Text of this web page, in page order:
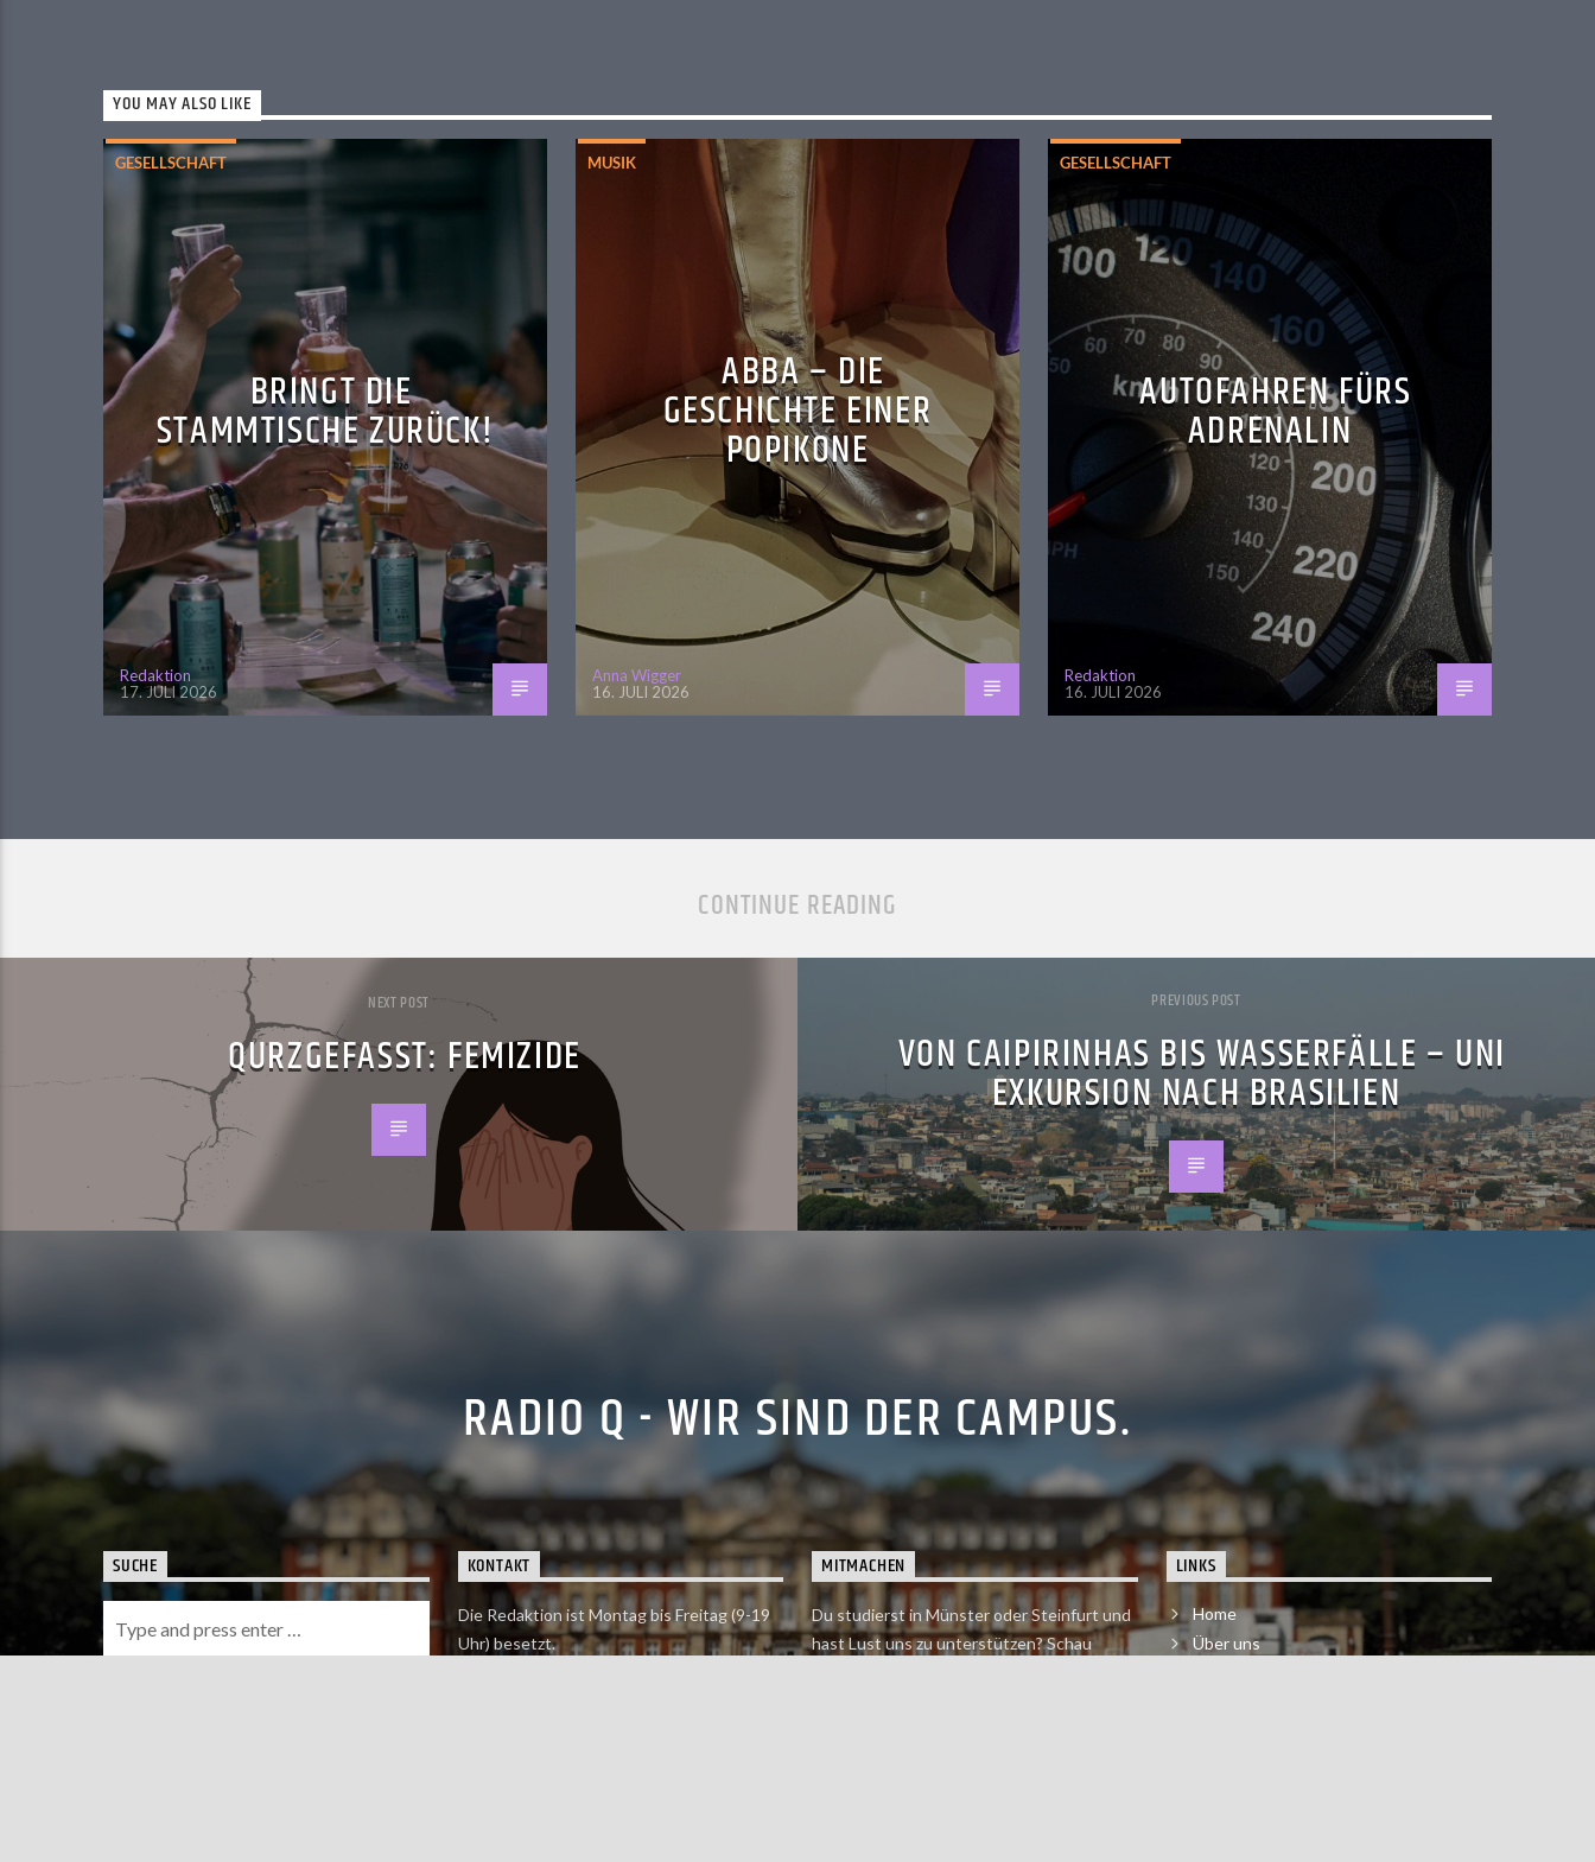
YOU MAY ALSO LIKE
GESELLSCHAFT
BRINGT DIE
STAMMTISCHE ZURÜCK!
Redaktion
17. JULI 2026
MUSIK
ABBA – DIE
GESCHICHTE EINER
POPIKONE
Anna Wigger
16. JULI 2026
GESELLSCHAFT
AUTOFAHREN FÜRS
ADRENALIN
Redaktion
16. JULI 2026
CONTINUE READING
NEXT POST
QURZGEFASST: FEMIZIDE
PREVIOUS POST
VON CAIPIRINHAS BIS WASSERFÄLLE – UNI
EXKURSION NACH BRASILIEN
RADIO Q - WIR SIND DER CAMPUS.
SUCHE KONTAKT
Die Redaktion ist Montag bis Freitag (9-19
Uhr) besetzt.
MITMACHEN
Du studierst in Münster oder Steinfurt und
hast Lust uns zu unterstützen? Schau
LINKS
Home
Über uns